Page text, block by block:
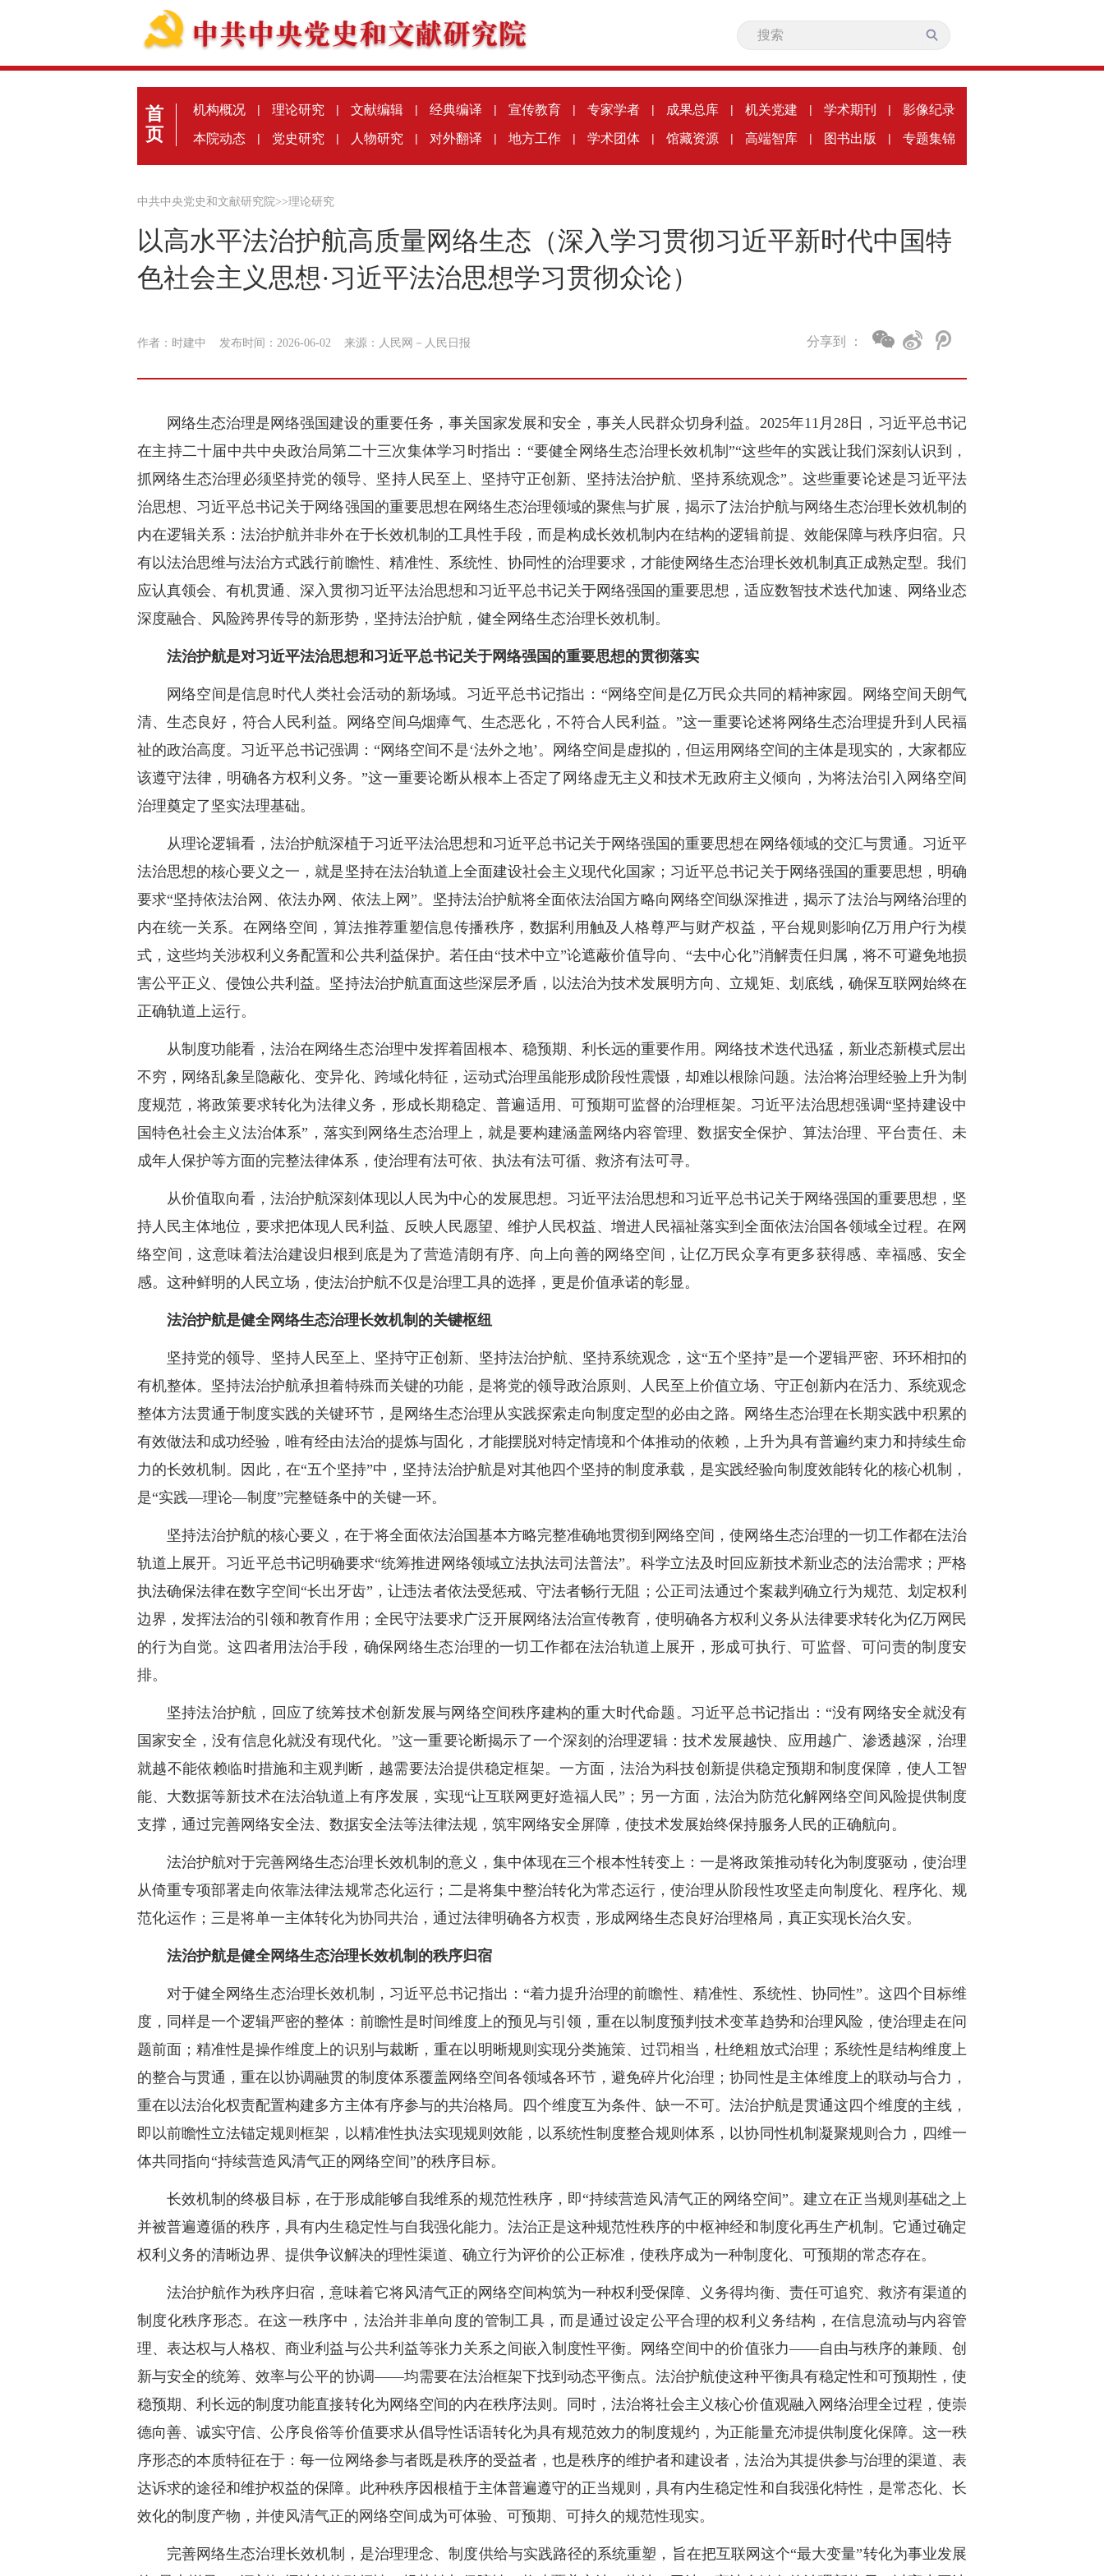
首
页
机构概况 | 理论研究 | 文献编辑 | 经典编译 | 宣传教育 | 专家学者 | 成果总库 | 机关党建 | 学术期刊 | 影像纪录
本院动态 | 党史研究 | 人物研究 | 对外翻译 | 地方工作 | 学术团体 | 馆藏资源 | 高端智库 | 图书出版 | 专题集锦
中共中央党史和文献研究院>>理论研究
以高水平法治护航高质量网络生态（深入学习贯彻习近平新时代中国特
色社会主义思想·习近平法治思想学习贯彻众论）
作者：时建中 发布时间：2026-06-02 来源： 人民网－人民日报 分享到 ：
网络生态治理是网络强国建设的重要任务，事关国家发展和安全，事关人民群众切身利益。2025年11月28日，习近平总书记
在主持二十届中共中央政治局第二十三次集体学习时指出：“要健全网络生态治理长效机制”“这些年的实践让我们深刻认识到，
抓网络生态治理必须坚持党的领导、坚持人民至上、坚持守正创新、坚持法治护航、坚持系统观念”。这些重要论述是习近平法
治思想、习近平总书记关于网络强国的重要思想在网络生态治理领域的聚焦与扩展，揭示了法治护航与网络生态治理长效机制的
内在逻辑关系：法治护航并非外在于长效机制的工具性手段，而是构成长效机制内在结构的逻辑前提、效能保障与秩序归宿。只
有以法治思维与法治方式践行前瞻性、精准性、系统性、协同性的治理要求，才能使网络生态治理长效机制真正成熟定型。我们
应认真领会、有机贯通、深入贯彻习近平法治思想和习近平总书记关于网络强国的重要思想，适应数智技术迭代加速、网络业态
深度融合、风险跨界传导的新形势，坚持法治护航，健全网络生态治理长效机制。
法治护航是对习近平法治思想和习近平总书记关于网络强国的重要思想的贯彻落实
网络空间是信息时代人类社会活动的新场域。习近平总书记指出：“网络空间是亿万民众共同的精神家园。网络空间天朗气
清、生态良好，符合人民利益。网络空间乌烟瘴气、生态恶化，不符合人民利益。”这一重要论述将网络生态治理提升到人民福
祉的政治高度。习近平总书记强调：“网络空间不是‘法外之地’。网络空间是虚拟的，但运用网络空间的主体是现实的，大家都应
该遵守法律，明确各方权利义务。”这一重要论断从根本上否定了网络虚无主义和技术无政府主义倾向，为将法治引入网络空间
治理奠定了坚实法理基础。
从理论逻辑看，法治护航深植于习近平法治思想和习近平总书记关于网络强国的重要思想在网络领域的交汇与贯通。习近平
法治思想的核心要义之一，就是坚持在法治轨道上全面建设社会主义现代化国家；习近平总书记关于网络强国的重要思想，明确
要求“坚持依法治网、依法办网、依法上网”。坚持法治护航将全面依法治国方略向网络空间纵深推进，揭示了法治与网络治理的
内在统一关系。在网络空间，算法推荐重塑信息传播秩序，数据利用触及人格尊严与财产权益，平台规则影响亿万用户行为模
式，这些均关涉权利义务配置和公共利益保护。若任由“技术中立”论遮蔽价值导向、“去中心化”消解责任归属，将不可避免地损
害公平正义、侵蚀公共利益。坚持法治护航直面这些深层矛盾，以法治为技术发展明方向、立规矩、划底线，确保互联网始终在
正确轨道上运行。
从制度功能看，法治在网络生态治理中发挥着固根本、稳预期、利长远的重要作用。网络技术迭代迅猛，新业态新模式层出
不穷，网络乱象呈隐蔽化、变异化、跨域化特征，运动式治理虽能形成阶段性震慑，却难以根除问题。法治将治理经验上升为制
度规范，将政策要求转化为法律义务，形成长期稳定、普遍适用、可预期可监督的治理框架。习近平法治思想强调“坚持建设中
国特色社会主义法治体系”，落实到网络生态治理上，就是要构建涵盖网络内容管理、数据安全保护、算法治理、平台责任、未
成年人保护等方面的完整法律体系，使治理有法可依、执法有法可循、救济有法可寻。
从价值取向看，法治护航深刻体现以人民为中心的发展思想。习近平法治思想和习近平总书记关于网络强国的重要思想，坚
持人民主体地位，要求把体现人民利益、反映人民愿望、维护人民权益、增进人民福祉落实到全面依法治国各领域全过程。在网
络空间，这意味着法治建设归根到底是为了营造清朗有序、向上向善的网络空间，让亿万民众享有更多获得感、幸福感、安全
感。这种鲜明的人民立场，使法治护航不仅是治理工具的选择，更是价值承诺的彰显。
法治护航是健全网络生态治理长效机制的关键枢纽
坚持党的领导、坚持人民至上、坚持守正创新、坚持法治护航、坚持系统观念，这“五个坚持”是一个逻辑严密、环环相扣的
有机整体。坚持法治护航承担着特殊而关键的功能，是将党的领导政治原则、人民至上价值立场、守正创新内在活力、系统观念
整体方法贯通于制度实践的关键环节，是网络生态治理从实践探索走向制度定型的必由之路。网络生态治理在长期实践中积累的
有效做法和成功经验，唯有经由法治的提炼与固化，才能摆脱对特定情境和个体推动的依赖，上升为具有普遍约束力和持续生命
力的长效机制。因此，在“五个坚持”中，坚持法治护航是对其他四个坚持的制度承载，是实践经验向制度效能转化的核心机制，
是“实践—理论—制度”完整链条中的关键一环。
坚持法治护航的核心要义，在于将全面依法治国基本方略完整准确地贯彻到网络空间，使网络生态治理的一切工作都在法治
轨道上展开。习近平总书记明确要求“统筹推进网络领域立法执法司法普法”。科学立法及时回应新技术新业态的法治需求；严格
执法确保法律在数字空间“长出牙齿”，让违法者依法受惩戒、守法者畅行无阻；公正司法通过个案裁判确立行为规范、划定权利
边界，发挥法治的引领和教育作用；全民守法要求广泛开展网络法治宣传教育，使明确各方权利义务从法律要求转化为亿万网民
的行为自觉。这四者用法治手段，确保网络生态治理的一切工作都在法治轨道上展开，形成可执行、可监督、可问责的制度安
排。
坚持法治护航，回应了统筹技术创新发展与网络空间秩序建构的重大时代命题。习近平总书记指出：“没有网络安全就没有
国家安全，没有信息化就没有现代化。”这一重要论断揭示了一个深刻的治理逻辑：技术发展越快、应用越广、渗透越深，治理
就越不能依赖临时措施和主观判断，越需要法治提供稳定框架。一方面，法治为科技创新提供稳定预期和制度保障，使人工智
能、大数据等新技术在法治轨道上有序发展，实现“让互联网更好造福人民”；另一方面，法治为防范化解网络空间风险提供制度
支撑，通过完善网络安全法、数据安全法等法律法规，筑牢网络安全屏障，使技术发展始终保持服务人民的正确航向。
法治护航对于完善网络生态治理长效机制的意义，集中体现在三个根本性转变上：一是将政策推动转化为制度驱动，使治理
从倚重专项部署走向依靠法律法规常态化运行；二是将集中整治转化为常态运行，使治理从阶段性攻坚走向制度化、程序化、规
范化运作；三是将单一主体转化为协同共治，通过法律明确各方权责，形成网络生态良好治理格局，真正实现长治久安。
法治护航是健全网络生态治理长效机制的秩序归宿
对于健全网络生态治理长效机制，习近平总书记指出：“着力提升治理的前瞻性、精准性、系统性、协同性”。这四个目标维
度，同样是一个逻辑严密的整体：前瞻性是时间维度上的预见与引领，重在以制度预判技术变革趋势和治理风险，使治理走在问
题前面；精准性是操作维度上的识别与裁断，重在以明晰规则实现分类施策、过罚相当，杜绝粗放式治理；系统性是结构维度上
的整合与贯通，重在以协调融贯的制度体系覆盖网络空间各领域各环节，避免碎片化治理；协同性是主体维度上的联动与合力，
重在以法治化权责配置构建多方主体有序参与的共治格局。四个维度互为条件、缺一不可。法治护航是贯通这四个维度的主线，
即以前瞻性立法锚定规则框架，以精准性执法实现规则效能，以系统性制度整合规则体系，以协同性机制凝聚规则合力，四维一
体共同指向“持续营造风清气正的网络空间”的秩序目标。
长效机制的终极目标，在于形成能够自我维系的规范性秩序，即“持续营造风清气正的网络空间”。建立在正当规则基础之上
并被普遍遵循的秩序，具有内生稳定性与自我强化能力。法治正是这种规范性秩序的中枢神经和制度化再生产机制。它通过确定
权利义务的清晰边界、提供争议解决的理性渠道、确立行为评价的公正标准，使秩序成为一种制度化、可预期的常态存在。
法治护航作为秩序归宿，意味着它将风清气正的网络空间构筑为一种权利受保障、义务得均衡、责任可追究、救济有渠道的
制度化秩序形态。在这一秩序中，法治并非单向度的管制工具，而是通过设定公平合理的权利义务结构，在信息流动与内容管
理、表达权与人格权、商业利益与公共利益等张力关系之间嵌入制度性平衡。网络空间中的价值张力——自由与秩序的兼顾、创
新与安全的统筹、效率与公平的协调——均需要在法治框架下找到动态平衡点。法治护航使这种平衡具有稳定性和可预期性，使
稳预期、利长远的制度功能直接转化为网络空间的内在秩序法则。同时，法治将社会主义核心价值观融入网络治理全过程，使崇
德向善、诚实守信、公序良俗等价值要求从倡导性话语转化为具有规范效力的制度规约，为正能量充沛提供制度化保障。这一秩
序形态的本质特征在于：每一位网络参与者既是秩序的受益者，也是秩序的维护者和建设者，法治为其提供参与治理的渠道、表
达诉求的途径和维护权益的保障。此种秩序因根植于主体普遍遵守的正当规则，具有内生稳定性和自我强化特性，是常态化、长
效化的制度产物，并使风清气正的网络空间成为可体验、可预期、可持久的规范性现实。
完善网络生态治理长效机制，是治理理念、制度供给与实践路径的系统重塑，旨在把互联网这个“最大变量”转化为事业发展